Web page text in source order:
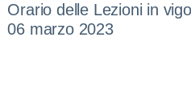
Orario delle Lezioni in
06 marzo 2023